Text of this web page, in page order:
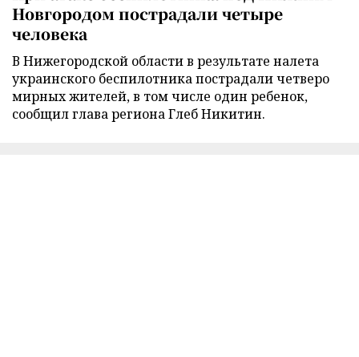
Новгородом пострадали четыре
человека
В Нижегородской области в результате налета
украинского беспилотника пострадали четверо
мирных жителей, в том числе один ребенок,
сообщил глава региона Глеб Никитин.